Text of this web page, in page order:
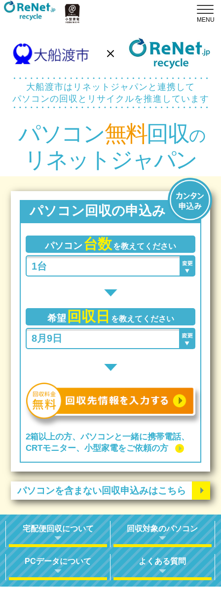
大船渡市はリネットジャパンと連携して
パソコンの回収とリサイクルを推進しています
パソコン無料回収の
リネットジャパン
パソコン回収の申込み
パソコン 台数を教えてください
希望 回収日 を教えてください
2箱以上の方、パソコンと一緒に携帯電話、
CRTモニター、小型家電をご依頼の方
パソコンを含まない回収申込みはこちら
宅配便回収について 回収対象のパソコン
PCデータについて よくある質問